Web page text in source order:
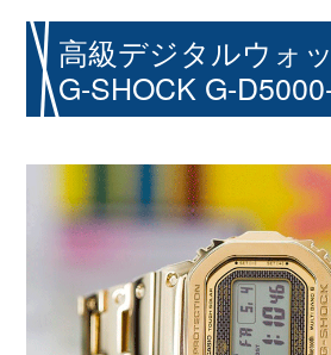
高級デジタルウォ
G-SHOCK G-